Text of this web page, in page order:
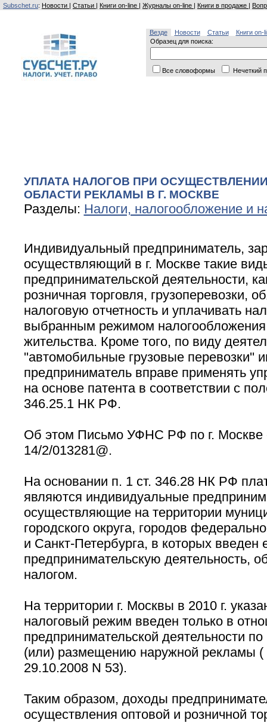
Subschet.ru: Новости | Статьи | Книги on-line | Журналы on-line | Книги в продаже |
Везде Новости Статьи
Книги on-
Образец для поиска:
Все словоформы Нечеткий
УПЛАТА НАЛОГОВ ПРИ
ОБЛАСТИ РЕКЛАМЫ В Г. МОСКВЕ
Разделы: Налоги, налогообложение и
Индивидуальный предприниматель,
осуществляющий в г. Москве такие
предпринимательской деятельности,
розничная торговля, грузоперевозки,
налоговую отчетность и уплачивать
выбранным режимом налогообложения
жительства. Кроме того, по виду
''автомобильные грузовые перевозки''
предприниматель вправе применять
на основе патента в соответствии с
346.25.1 НК РФ.
Об этом Письмо УФНС РФ по г. Москве
14/2/013281@.
На основании п. 1 ст. 346.28 НК РФ
являются индивидуальные
осуществляющие на территории
городского округа, городов
и Санкт-Петербурга, в которых введен
предпринимательскую деятельность,
налогом.
На территории г. Москвы в 2010 г.
налоговый режим введен только в
предпринимательской деятельности
(или) размещению наружной рекламы (
29.10.2008 N 53).
Таким образом, доходы
осуществления оптовой и розничной